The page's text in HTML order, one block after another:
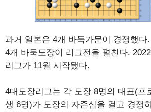
과거 일본은 4개 바둑가문이 경쟁했다
4개 바둑도장이 리그전을 펼친다.
리그가 11월 시작됐다.
4대도장리그는 각 도장 8명의 대표(프
생 6명)가 도장의 자존심을 걸고 경쟁